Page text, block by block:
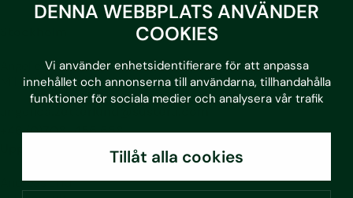
DENNA WEBBPLATS ANVÄNDER
COOKIES
Vi använder enhetsidentifierare för att anpassa
innehållet och annonserna till användarna, tillhandahålla
funktioner för sociala medier och analysera vår trafik
Tillåt alla cookies
Angelica Zetterlund
Miljökonsult
+46 (0)708-456 658
Andreas Lind